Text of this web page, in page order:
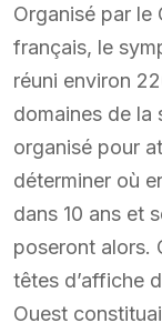
Organisé par le
français, le
réuni environ
domaines de la
organisé pour
déterminer où
dans 10 ans et
poseront alors.
têtes d’affiche
Ouest